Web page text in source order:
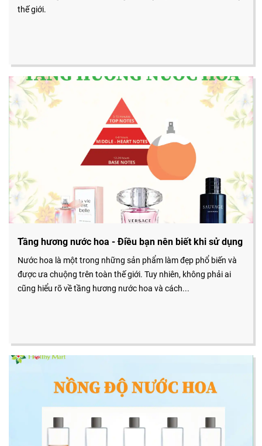
thế giới.
Tầng hương nước hoa - Điều bạn nên biết khi sử dụng
Nước hoa là một trong những sản phẩm làm đẹp phổ biến và
được ưa chuộng trên toàn thế giới. Tuy nhiên, không phải ai
cũng hiểu rõ về tầng hương nước hoa và cách...